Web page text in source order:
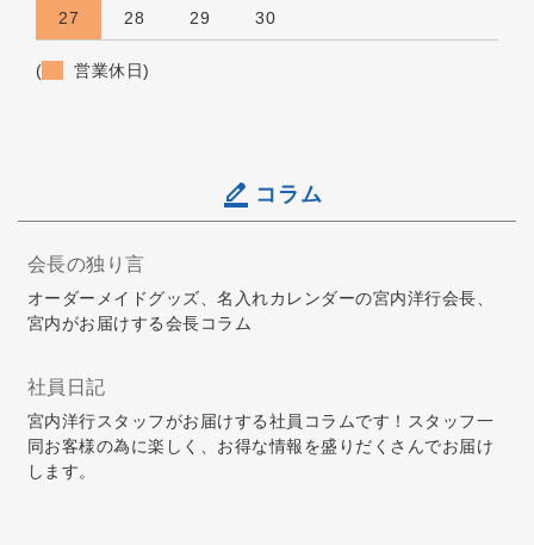
27 28 29 30
( 営業休日)
コラム
会長の独り言
オーダーメイドグッズ、名入れカレンダーの宮内洋行会長、
宮内がお届けする会長コラム
社員日記
宮内洋行スタッフがお届けする社員コラムです！スタッフ一
同お客様の為に楽しく、お得な情報を盛りだくさんでお届け
します。